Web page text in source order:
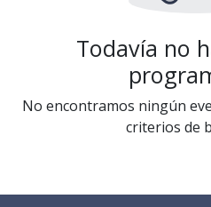
Todavía no
No encontramos ningún
criterios de